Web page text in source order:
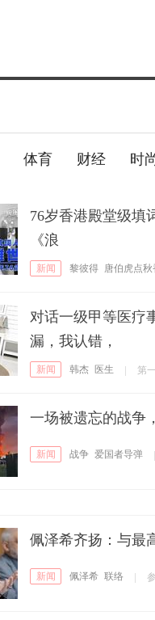
体育 财经 时
76岁香港殿堂级填
《浪
新闻 黎彼得 唐伯虎点秋
对话一级甲等医疗
漏，我认错，
新闻 韩杰 医生 第
一场被遗忘的战争
新闻 战争 爱国者导弹
佩泽希齐扬：与最
新闻 佩泽希 联络